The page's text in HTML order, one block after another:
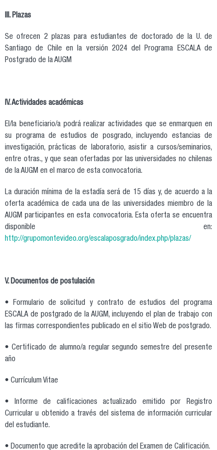
III. Plazas
Se ofrecen 2 plazas para estudiantes de doctorado de la U. de
Santiago de Chile en la versión 2024 del Programa ESCALA de
Postgrado de la AUGM
IV. Actividades académicas
El/la beneficiario/a podrá realizar actividades que se enmarquen en
su programa de estudios de posgrado, incluyendo estancias de
investigación, prácticas de laboratorio, asistir a cursos/seminarios,
entre otras., y que sean ofertadas por las universidades no chilenas
de la AUGM en el marco de esta convocatoria.
La duración mínima de la estadía será de 15 días y, de acuerdo a la
oferta académica de cada una de las universidades miembro de la
AUGM participantes en esta convocatoria. Esta oferta se encuentra
disponible en:
http://grupomontevideo.org/escalaposgrado/index.php/plazas/
V. Documentos de postulación
• Formulario de solicitud y contrato de estudios del programa
ESCALA de postgrado de la AUGM, incluyendo el plan de trabajo con
las firmas correspondientes publicado en el sitio Web de postgrado.
• Certificado de alumno/a regular segundo semestre del presente
año
• Currículum Vitae
• Informe de calificaciones actualizado emitido por Registro
Curricular u obtenido a través del sistema de información curricular
del estudiante.
• Documento que acredite la aprobación del Examen de Calificación.